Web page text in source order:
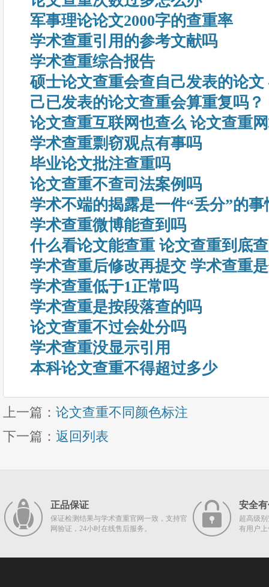
军事理论论文2000字的查重率
学术查重引用的参考文献吗
学术查重综合报告
硕士论文查重会查自己发表的论
己已发表的论文查重会算重复吗？
论文查重互联网也查么 论文查重
学术查重剽窃观点有事吗
毕业论文批注查重吗
论文查重不查司法案例吗
学术不端的揭露是一件“丢分”的事
学术查重微博能查到吗
什么看论文能查重 论文查重到底
学术查重后修改再提交 学术查重
学术查重低于1正常吗
学术查重是按段落查的吗
论文查重不过会处分吗
学术查重没显示引用
本科论文查重不得超过多少
上一篇： 论文查重不同颜色标注
下一篇： 返回列表
正品保证
保证检测结果与学术查重官网一致，支持官
网验证，24小时在线售后服务。
安全
超高级
有用户